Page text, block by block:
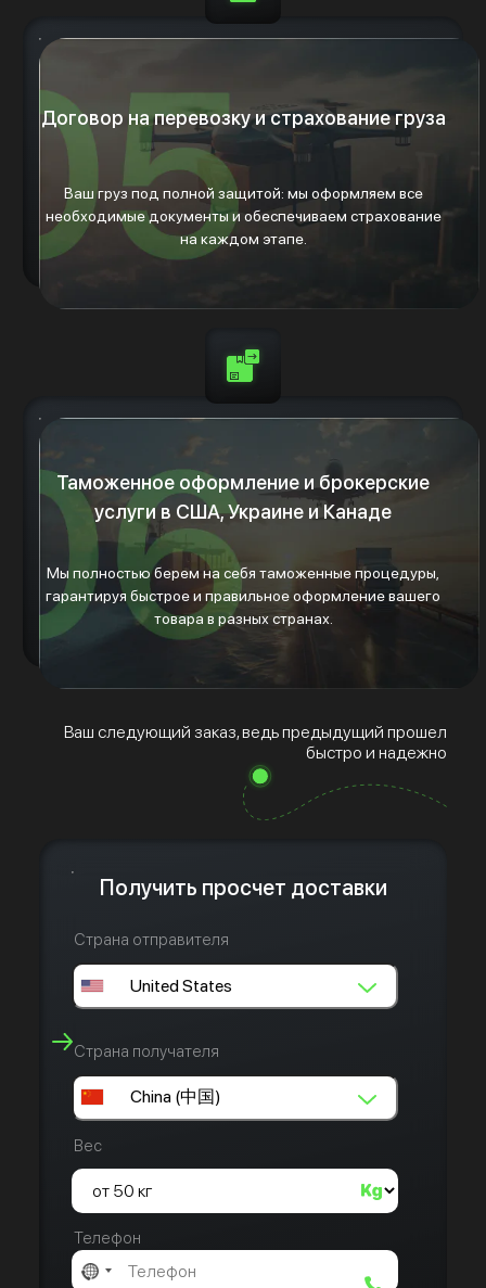
Договор на перевозку и страхование груза
Ваш груз под полной защитой: мы оформляем все
необходимые документы и обеспечиваем страхование
на каждом этапе.
Таможенное оформление и брокерские
услуги в США, Украине и Канаде
Мы полностью берем на себя таможенные процедуры,
гарантируя быстрое и правильное оформление вашего
товара в разных странах.
Ваш следующий заказ, ведь предыдущий прошел
быстро и надежно
Получить просчет доставки
Страна отправителя
Страна получателя
Вес
Телефон
No